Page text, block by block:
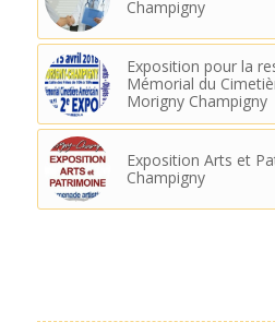
Champigny
Exposition pour la
Mémorial du
Morigny Champigny
Exposition Arts et
Champigny